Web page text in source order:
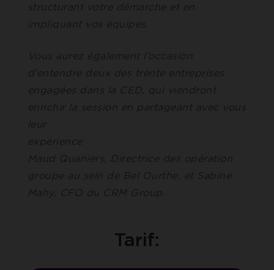
structurant votre démarche et en
impliquant vos équipes.
Vous aurez également l’occasion
d’entendre deux des trente entreprises
engagées dans la CED, qui viendront
enrichir la session en partageant avec vous
leur
Maud Quaniers, Directrice des opération
groupe au sein de Bel Ourthe, et Sabine
Mahy, CFO du CRM Group.
Tarif: